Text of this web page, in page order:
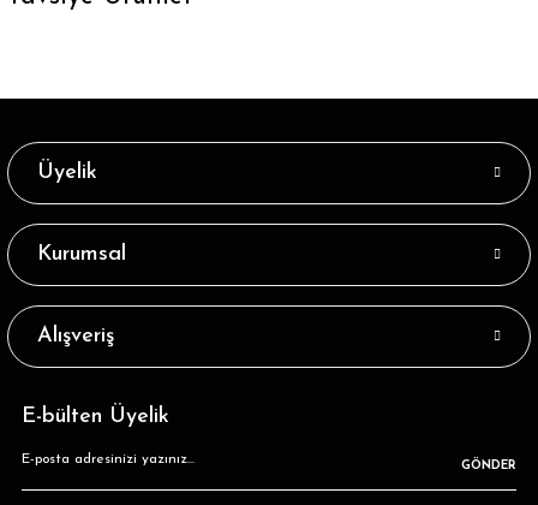
183,23 ₺
Üyelik
Kurumsal
Alışveriş
E-bülten Üyelik
GÖNDER